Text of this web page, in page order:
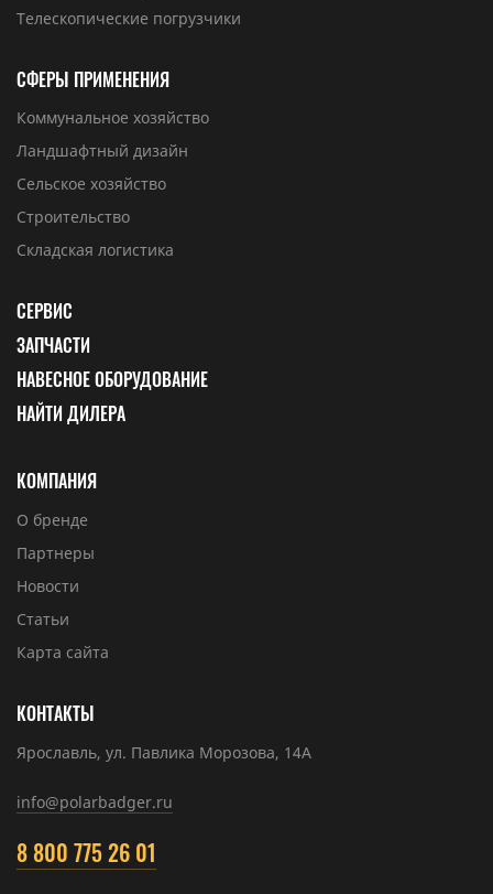
Телескопические погрузчики
СФЕРЫ ПРИМЕНЕНИЯ
Коммунальное хозяйство
Ландшафтный дизайн
Сельское хозяйство
Строительство
Складская логистика
СЕРВИС
ЗАПЧАСТИ
НАВЕСНОЕ ОБОРУДОВАНИЕ
НАЙТИ ДИЛЕРА
КОМПАНИЯ
О бренде
Партнеры
Новости
Статьи
Карта сайта
КОНТАКТЫ
Ярославль, ул. Павлика Морозова, 14А
info@polarbadger.ru
8 800 775 26 01